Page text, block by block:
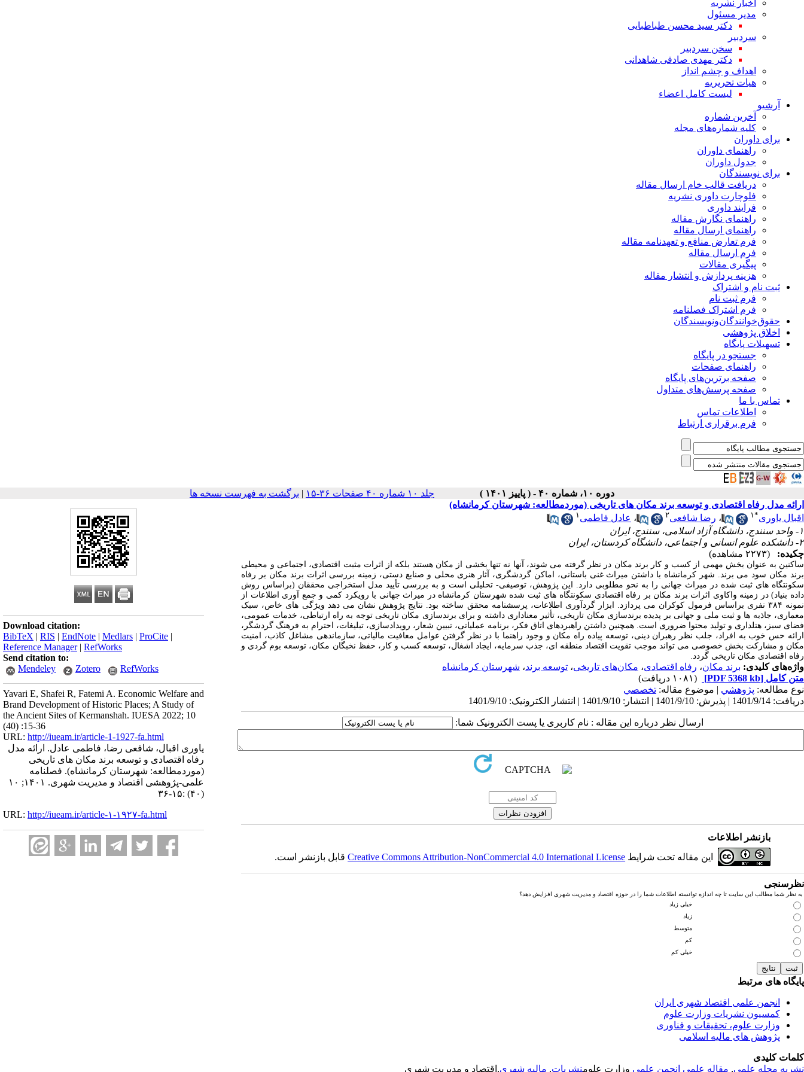
اخبار نشریه
مدیر مسئول
دکتر سید محسن طباطبایی
سردبیر
سخن سردبیر
دکتر مهدی صادقی شاهدانی
اهداف و چشم انداز
هیات تحریریه
لیست کامل اعضاء
آرشیو
آخرین شماره
کلیه شماره‌های مجله
برای داوران
راهنمای داوران
جدول داوران
برای نویسندگان
دریافت قالب خام ارسال مقاله
فلوچارت داوری نشریه
فرایند داوری
راهنمای نگارش مقاله
راهنمای ارسال مقاله
فرم تعارض منافع و تعهدنامه مقاله
فرم ارسال مقاله
پیگیری مقالات
هزینه پردازش و انتشار مقاله
ثبت نام و اشتراک
فرم ثبت نام
فرم اشتراک فصلنامه
حقوق‌خوانندگان‌و‌نویسندگان
اخلاق پژوهشی
تسهیلات پایگاه
جستجو در پایگاه
راهنمای صفحات
صفحه برترین‌های پایگاه
صفحه پرسش‌های متداول
تماس با ما
اطلاعات تماس
فرم برقراری ارتباط
دوره ۱۰، شماره ۴۰ - ( پاییز ۱۴۰۱ ) جلد ۱۰ شماره ۴۰ صفحات ۳۶-۱۵ | برگشت به فهرست نسخه ها
Download citation:
BibTeX | RIS | EndNote | Medlars | ProCite |
Reference Manager| RefWorks
Send citation to:
Mendeley
Zotero RefWorks
Yavari E, Shafei R, Fatemi A. Economic Welfare and
Brand Development of Historic Places; A Study of
the Ancient Sites of Kermanshah. IUESA 2022; 10
(40) :15-36
URL: http://iueam.ir/article-1-1927-fa.html
یاوری اقبال، شافعی رضا، فاطمی عادل. ارائه مدل
رفاه اقتصادی و توسعه برند مکان‎ های تاریخی
(موردمطالعه: شهرستان کرمانشاه). فصلنامه
علمی-پژوهشی اقتصاد و مدیریت شهری. ۱۴۰۱; ۱۰
(۴۰) :۱۵-۳۶
URL: http://iueam.ir/article-۱-۱۹۲۷-fa.html
ارائه مدل رفاه اقتصادی و توسعه برند مکان‎ های تاریخی (موردمطالعه: شهرستان کرمانشاه)
اقبال یاوری*۱ ، رضا شافعی۲ ، عادل فاطمی ۱
۱- واحد سنندج، دانشگاه آزاد اسلامی، سنندج، ایران
۲- دانشکده علوم انسانی و اجتماعی، دانشگاه کردستان، ایران
چکیده:
(۲۲۷۳ مشاهده)
ساکنین به عنوان بخش مهمی از کسب ‎و کار برند مکان در نظر گرفته می ‌شوند، آنها نه تنها بخشی از مکان هستند بلکه از اثرات مثبت اقتصادی، اجتماعی و محیطی
برند مکان سود می‌ برند. شهر کرمانشاه با داشتن میراث غنی باستانی، اماکن گردشگری، آثار هنری محلی و صنایع دستی، زمینه بررسی اثرات برند مکان بر رفاه
سکونت‎گاه‎ های ثبت‎ شده در میراث جهانی را به نحو مطلوبی دارد. این پژوهش، توصیفی- تحلیلی است و به بررسی تأیید مدل استخراجی محققان (براساس روش
داده ‎بنیاد) در زمینه واکاوی اثرات برند مکان بر رفاه اقتصادی سکونتگاه‏ های ثبت ‎شده شهرستان کرمانشاه در میراث جهانی با رویکرد کمی و جمع ‎آوری اطلاعات از
نمونه ۳۸۴ نفری براساس فرمول کوکران می ‎پردازد. ابزار گردآوری اطلاعات، پرسشنامه محقق ‌ساخته بود. نتایج پژوهش نشان می ‎دهد ویژگی‌ های خاص، سبک
معماری، جاذبه ‌ها و ثبت ملی و جهانی بر پدیده برندسازی مکان تاریخی، تأثیر معناداری داشته و برای برندسازی مکان تاریخی توجه به راه ارتباطی، خدمات عمومی،
فضای سبز، هتلداری و تولید محتوا ضروری است. همچنین داشتن راهبردهای اتاق فکر، برنامه عملیاتی، تبیین شعار، رویدادسازی، تبلیغات، احترام به فرهنگ گردشگر،
ارائه حس خوب به افراد، جلب نظر رهبران دینی، توسعه پیاده ‎‌راه مکان و وجود راهنما با در نظر گرفتن عوامل معافیت مالیاتی، سازماندهی مشاغل کاذب، امنیت
مکان و مشارکت بخش خصوصی می ‎تواند موجب تقویت اقتصاد منطقه ‎ای، جذب سرمایه، ایجاد اشغال، توسعه کسب ‎و کار، حفظ نخبگان مکان، توسعه بوم ‎گردی و
رفاه اقتصادی مکان تاریخی گردد.
واژه‌های کلیدی: برند مکان، رفاه اقتصادی، مکان‌های تاریخی، توسعه برند، شهرستان کرمانشاه
متن کامل [PDF 5368 kb]
(۱۰۸۱ دریافت)
نوع مطالعه: پژوهشي | موضوع مقاله: تخصصي
دریافت: 1401/9/14 | پذیرش: 1401/9/10 | انتشار: 1401/9/10 | انتشار الکترونیک: 1401/9/10
ارسال نظر درباره این مقاله : نام کاربری یا پست الکترونیک شما:
بازنشر اطلاعات
این مقاله تحت شرایط Creative Commons Attribution-NonCommercial 4.0 International Licenseقابل بازنشر است.
نظرسنجی
به نظر شما مطالب این سایت تا چه اندازه توانسته اطلاعات شما را در حوزه اقتصاد و مدیریت شهری افزایش دهد؟
خیلی زیاد
زیاد
متوسط
کم
خیلی کم
پایگاه های مرتبط
انجمن علمی اقتصاد شهری ایران
کمسیون نشریات وزارت علوم
وزارت علوم، تحقیقات و فناوری
پژوهش های مالیه اسلامی
کلمات کلیدی
نشریه مجله علمی, مقاله علمی انجمن علمی وزارت علومنشریات, مالیه شهری,اقتصاد و مدیریت شهری